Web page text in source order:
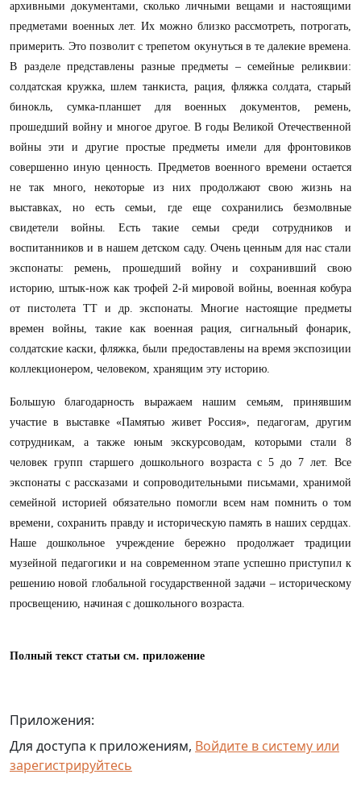
архивными документами, сколько личными вещами и настоящими
предметами военных лет. Их можно близко рассмотреть, потрогать,
примерить. Это позволит с трепетом окунуться в те далекие времена.
В разделе представлены разные предметы – семейные реликвии:
солдатская кружка, шлем танкиста, рация, фляжка солдата, старый
бинокль, сумка-планшет для военных документов, ремень,
прошедший войну и многое другое. В годы Великой Отечественной
войны эти и другие простые предметы имели для фронтовиков
совершенно иную ценность. Предметов военного времени остается
не так много, некоторые из них продолжают свою жизнь на
выставках, но есть семьи, где еще сохранились безмолвные
свидетели войны. Есть такие семьи среди сотрудников и
воспитанников и в нашем детском саду. Очень ценным для нас стали
экспонаты: ремень, прошедший войну и сохранивший свою
историю, штык-нож как трофей 2-й мировой войны, военная кобура
от пистолета ТТ и др. экспонаты. Многие настоящие предметы
времен войны, такие как военная рация, сигнальный фонарик,
солдатские каски, фляжка, были предоставлены на время экспозиции
коллекционером, человеком, хранящим эту историю.
Большую благодарность выражаем нашим семьям, принявшим
участие в выставке «Памятью живет Россия», педагогам, другим
сотрудникам, а также юным экскурсоводам, которыми стали 8
человек групп старшего дошкольного возраста с 5 до 7 лет. Все
экспонаты с рассказами и сопроводительными письмами, хранимой
семейной историей обязательно помогли всем нам помнить о том
времени, сохранить правду и историческую память в наших сердцах.
Наше дошкольное учреждение бережно продолжает традиции
музейной педагогики и на современном этапе успешно приступил к
решению новой глобальной государственной задачи – историческому
просвещению, начиная с дошкольного возраста.
Полный текст статьи см. приложение
Приложения:
Для доступа к приложениям, Войдите в систему или
зарегистрируйтесь